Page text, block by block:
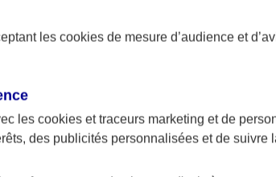
les cookies de mesure d’audience et
les cookies et traceurs marketing et de
des publicités personnalisées et de suivre